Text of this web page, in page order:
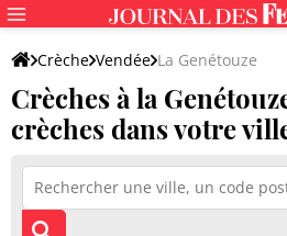
Crèche Vendée La Genétouze
Crèches à la
crèches dans votre